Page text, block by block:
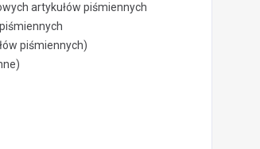
artykułów piśmiennych
piśmiennych)